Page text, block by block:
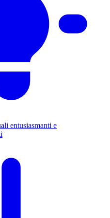
entusiasmanti e